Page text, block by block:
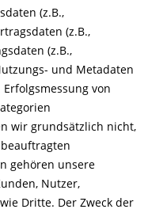
(z.B.,
(z.B.,
(z.B.,
und Metadaten
von
wir grundsätzlich nicht,
gehören unsere
Nutzer,
Dritte. Der Zweck der